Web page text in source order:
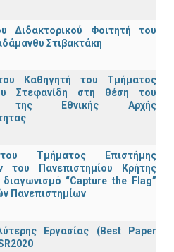
Διδακτορικού Φοιτητή του
Στιβακτάκη
Καθηγητή του Τμήματος
Στεφανίδη στη θέση του
της Εθνικής Αρχής
Τμήματος Επιστήμης
του Πανεπιστημίου Κρήτης
“Capture the Flag”
Πανεπιστημίων
Εργασίας (Best Paper